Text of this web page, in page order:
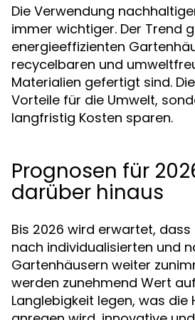
Die Verwendung
immer wichtiger. Der Trend
energieeffizienten
recycelbaren und
Materialien gefertigt sind.
Vorteile für die Umwelt,
langfristig Kosten sparen.
Prognosen für
darüber hinaus
Bis 2026 wird erwartet,
nach individualisierten und
Gartenhäusern weiter
werden zunehmend Wert
Langlebigkeit legen, was die